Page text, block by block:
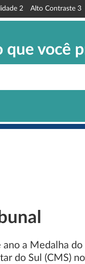
2 Alto Contraste 3
que você
a Medalha
do Sul (CMS)